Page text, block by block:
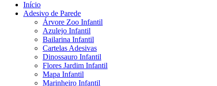
Início
Adesivo de Parede
Árvore Zoo Infantil
Azulejo Infantil
Bailarina Infantil
Cartelas Adesivas
Dinossauro Infantil
Flores Jardim Infantil
Mapa Infantil
Marinheiro Infantil